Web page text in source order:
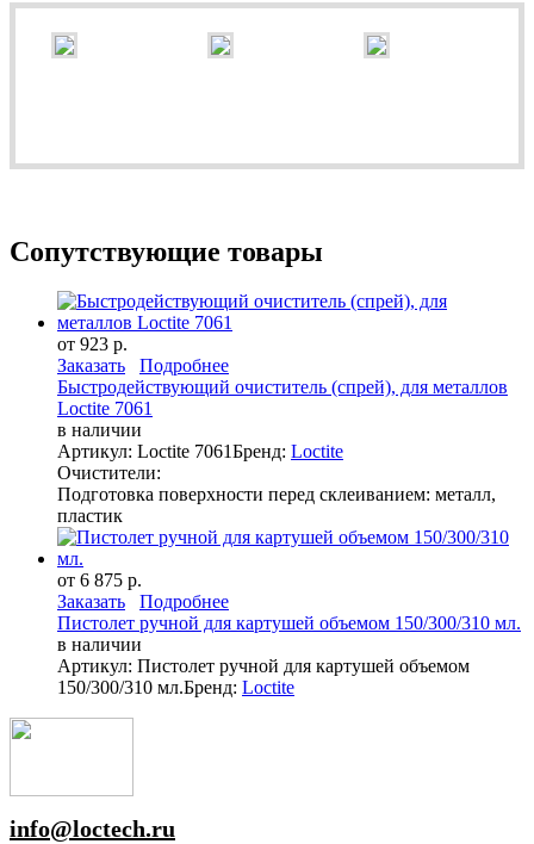
Сопутствующие товары
от 923 р.
Заказать
Подробнее
Быстродействующий очиститель (спрей), для металлов
Loctite 7061
в наличии
Артикул: Loctite 7061Бренд: Loctite
Очистители:
Подготовка поверхности перед склеиванием: металл,
пластик
от 6 875 р.
Заказать
Подробнее
Пистолет ручной для картушей объемом 150/300/310 мл.
в наличии
Артикул: Пистолет ручной для картушей объемом
150/300/310 мл.Бренд: Loctite
info@loctech.ru